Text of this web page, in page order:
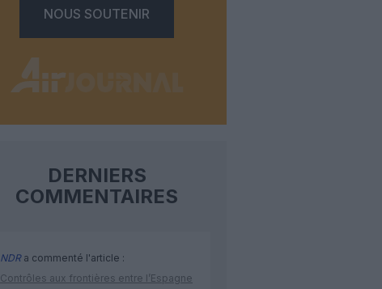
NOUS SOUTENIR
DERNIERS
COMMENTAIRES
NDRa commenté l'article :
Contrôles aux frontières entre l’Espagne